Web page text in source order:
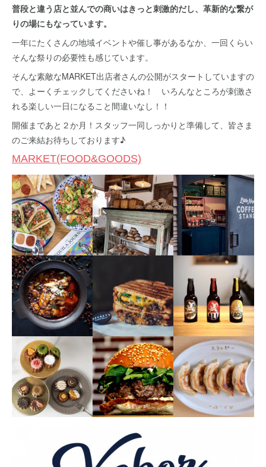
普段と違う店と並んでの商いはきっと刺激的だし、革新的な繋が
りの場にもなっています。
一年にたくさんの地域イベントや催し事があるなか、一回くらい
そんな祭りの必要性も感じています。
そんな素敵なMARKET出店者さんの公開がスタートしていますの
で、よーくチェックしてくださいね！ いろんなところが刺激さ
れる楽しい一日になること間違いなし！！
開催まであと２か月！スタッフ一同しっかりと準備して、皆さま
のご来結お待ちしております♪
MARKET(FOOD&GOODS)